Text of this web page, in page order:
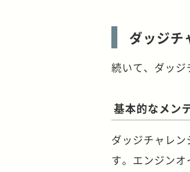
ダッジチ
続いて、ダッジ
基本的なメン
ダッジチャレ
す。エンジン